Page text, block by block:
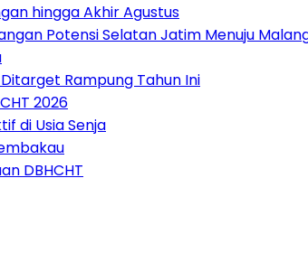
hingga Akhir Agustus
Potensi Selatan Jatim Menuju
Rampung Tahun Ini
2026
di Usia Senja
DBHCHT